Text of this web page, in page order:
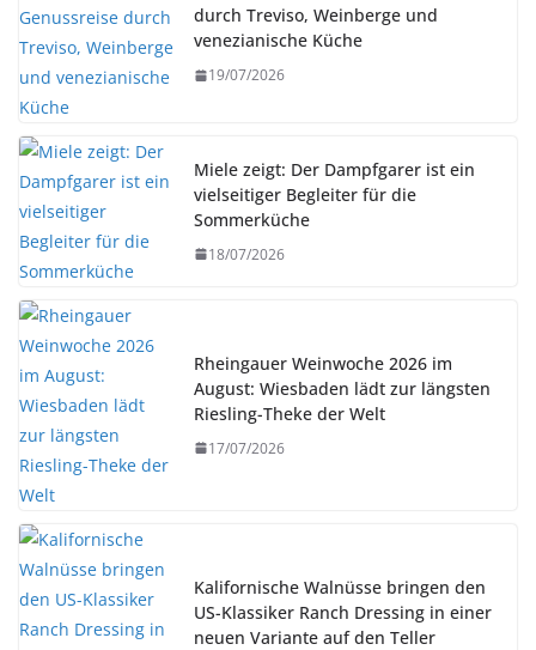
durch Treviso, Weinberge und
venezianische Küche
19/07/2026
Miele zeigt: Der Dampfgarer ist ein
vielseitiger Begleiter für die
Sommerküche
18/07/2026
Rheingauer Weinwoche 2026 im
August: Wiesbaden lädt zur längsten
Riesling-Theke der Welt
17/07/2026
Kalifornische Walnüsse bringen den
US-Klassiker Ranch Dressing in einer
neuen Variante auf den Teller